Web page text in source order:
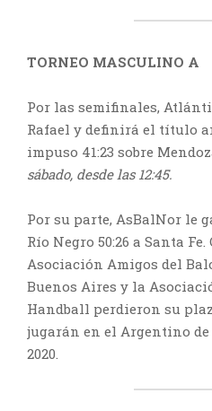
TORNEO MASCULINO A
Por las semifinales,
Rafael y definirá el título
impuso 41:23 sobre
sábado, desde las 12:45.
Por su parte, AsBalNor le
Río Negro 50:26 a Santa
Asociación Amigos del
Buenos Aires y la
Handball perdieron su
jugarán en el Argentino de
2020.